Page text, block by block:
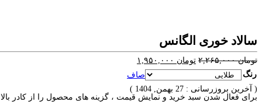
سالاد خوری الگانس
تومان۲,۲۶۵,۰۰۰ تومان
رنگ
صاف
( آخرین بروزرسانی : 27 بهمن, 1404 )
برای فعال شدن سبد خرید و نمایش قیمت ، گزینه های محصول را از کادر بالا